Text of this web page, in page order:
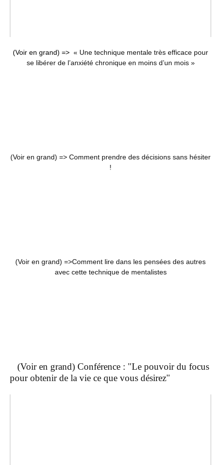
(Voir en grand) => « Une technique mentale très efficace pour
se libérer de l’anxiété chronique en moins d’un mois »
(Voir en grand) => Comment prendre des décisions sans hésiter
!
(Voir en grand) =>Comment lire dans les pensées des autres
avec cette technique de mentalistes
(Voir en grand) Conférence : "Le pouvoir du focus
pour obtenir de la vie ce que vous désirez"